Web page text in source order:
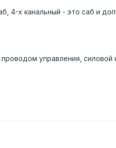
4-х канальный - это саб и
управления, силовой